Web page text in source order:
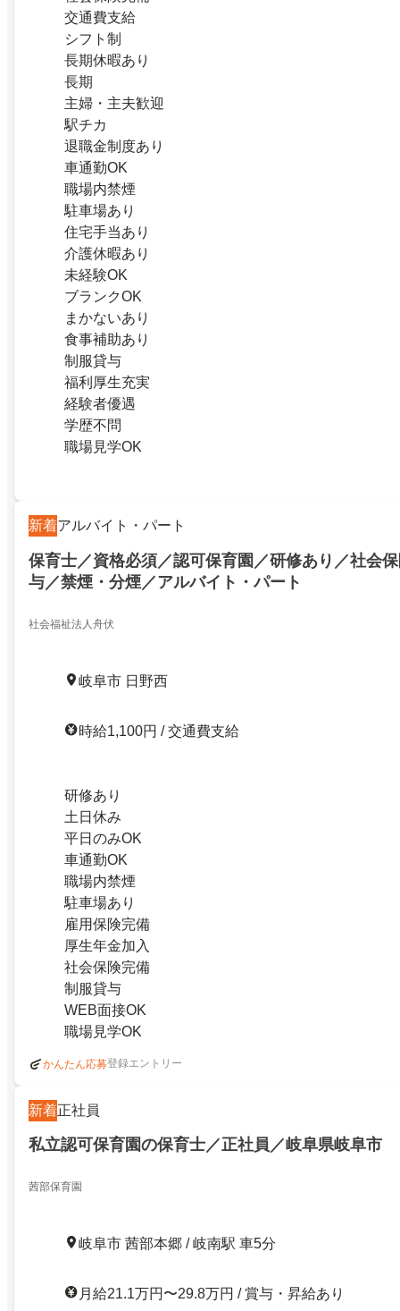
交通費支給
シフト制
長期休暇あり
長期
主婦・主夫歓迎
駅チカ
退職金制度あり
車通勤OK
職場内禁煙
駐車場あり
住宅手当あり
介護休暇あり
未経験OK
ブランクOK
まかないあり
食事補助あり
制服貸与
福利厚生充実
経験者優遇
学歴不問
職場見学OK
新着アルバイト・パート
保育士／資格必須／認可保育園／研修あり／社会
与／禁煙・分煙／アルバイト・パート
社会福祉法人舟伏
岐阜市 日野西
時給1,100円 / 交通費支給
研修あり
土日休み
平日のみOK
車通勤OK
職場内禁煙
駐車場あり
雇用保険完備
厚生年金加入
社会保険完備
制服貸与
WEB面接OK
職場見学OK
かんたん応募登録エントリー
新着正社員
私立認可保育園の保育士／正社員／岐阜県岐阜市
茜部保育園
岐阜市 茜部本郷 / 岐南駅 車5分
月給21.1万円〜29.8万円 / 賞与・昇給あり